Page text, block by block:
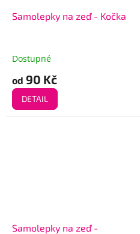
Samolepky na zeď - Kočka
Dostupné
od 90 Kč
DETAIL
Samolepky na zeď -